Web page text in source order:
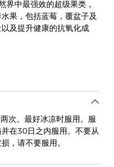
界中最强效的超级果类，
果，包括蓝莓，覆盆子及
及提升健康的抗氧化成
次。最好冰凉时服用。服
在30日之内服用。不要从
，请不要服用。